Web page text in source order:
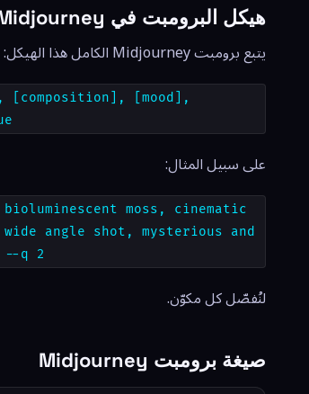
هيكل البرومبت في Midjourney
يتبع برومبت Midjourney الكامل هذا الهيكل:
[mood],
على سبيل المثال:
moss, cinematic
angle shot, mysterious and
--q 2
لنُفصّل كل مكوّن.
صيغة برومبت Midjourney